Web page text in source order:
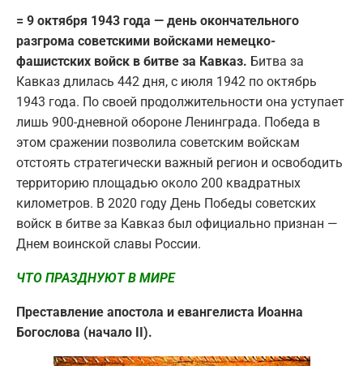
= 9 октября 1943 года — день окончательного
разгрома советскими войсками немецко-
фашистских войск в битве за Кавказ. Битва за
Кавказ длилась 442 дня, с июля 1942 по октябрь
1943 года. По своей продолжительности она уступает
лишь 900-дневной обороне Ленинграда. Победа в
этом сражении позволила советским войскам
отстоять стратегически важный регион и освободить
территорию площадью около 200 квадратных
километров. В 2020 году День Победы советских
войск в битве за Кавказ был официально признан —
Днем воинской славы России.
ЧТО ПРАЗДНУЮТ В МИРЕ
Преставление апостола и евангелиста Иоанна
Богослова (начало II).